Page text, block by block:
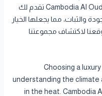
واختيار المكونات التي تثبت في الحرارة. Cambodia Al Oud تقدم لك
والثبات، مما يجعلها الخيار
لاكتشاف مجموعتنا
Choosing a
understanding the
in the heat. Cambodia